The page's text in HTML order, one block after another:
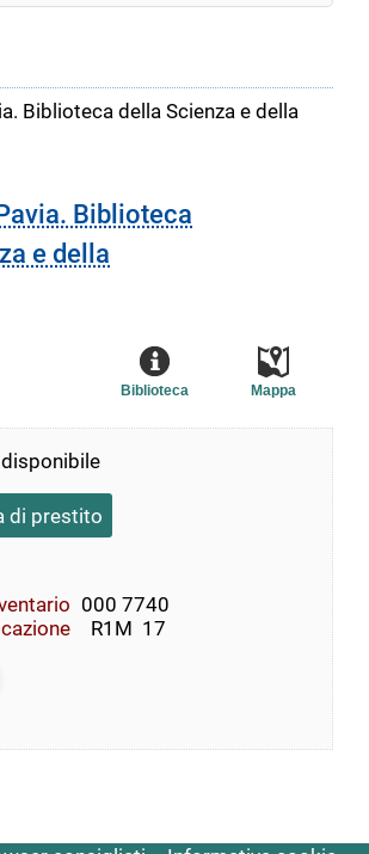
Biblioteca della Scienza e della
Biblioteca
e della
Mappa
Biblioteca
di prestito
000 7740
  R1M  17